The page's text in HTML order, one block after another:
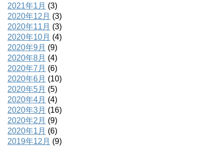
2021年1月 (3)
2020年12月 (3)
2020年11月 (3)
2020年10月 (4)
2020年9月 (9)
2020年8月 (4)
2020年7月 (6)
2020年6月 (10)
2020年5月 (5)
2020年4月 (4)
2020年3月 (16)
2020年2月 (9)
2020年1月 (6)
2019年12月 (9)